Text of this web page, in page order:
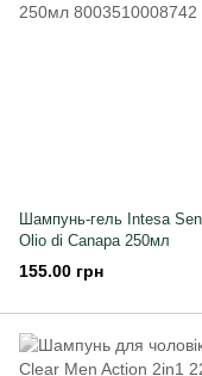
Шампунь-гель Intesa
Olio di Canapa 250мл
155.00 грн